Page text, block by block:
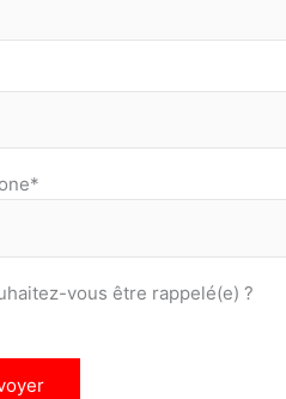
vous être rappelé(e) ?